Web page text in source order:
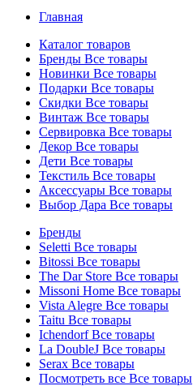
Главная
Каталог товаров
Бренды Все товары
Новинки Все товары
Подарки Все товары
Скидки Все товары
Винтаж Все товары
Сервировка Все товары
Декор Все товары
Дети Все товары
Текстиль Все товары
Аксессуары Все товары
Выбор Дара Все товары
Бренды
Seletti Все товары
Bitossi Все товары
The Dar Store Все товары
Missoni Home Все товары
Vista Alegre Все товары
Taitu Все товары
IchendorfВсе товары
La DoubleJ Все товары
Serax Все товары
Посмотреть все Все товары